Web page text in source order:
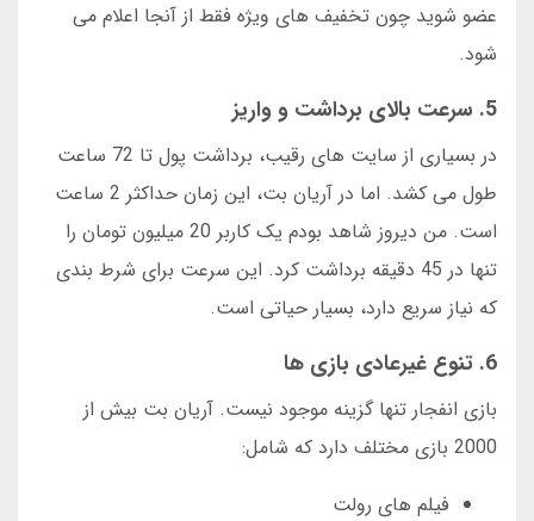
عضو شوید چون تخفیف های ویژه فقط از آنجا اعلام می
شود.
5. سرعت بالای برداشت و واریز
در بسیاری از سایت های رقیب، برداشت پول تا 72 ساعت
طول می کشد. اما در آریان بت، این زمان حداکثر 2 ساعت
است. من دیروز شاهد بودم یک کاربر 20 میلیون تومان را
تنها در 45 دقیقه برداشت کرد. این سرعت برای شرط بندی
که نیاز سریع دارد، بسیار حیاتی است.
6. تنوع غیرعادی بازی ها
بازی انفجار تنها گزینه موجود نیست. آریان بت بیش از
2000 بازی مختلف دارد که شامل:
فیلم های رولت